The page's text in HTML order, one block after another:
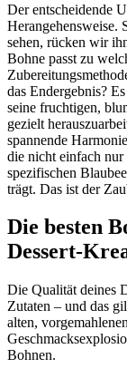
Der entscheidende
Herangehensweise.
sehen, rücken wir
Bohne passt zu
das Endergebnis?
seine fruchtigen,
gezielt
spannende
die nicht einfach
spezifischen
trägt. Das ist der
Die besten
Dessert-
Die Qualität deines
Zutaten – und das
alten,
Bohnen.